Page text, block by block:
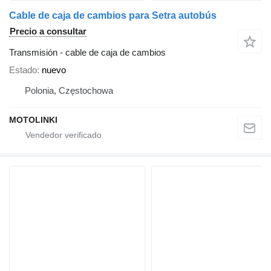
Cable de caja de cambios para Setra autobús
Precio a consultar
Transmisión - cable de caja de cambios
Estado nuevo
Polonia, Częstochowa
MOTOLINKI